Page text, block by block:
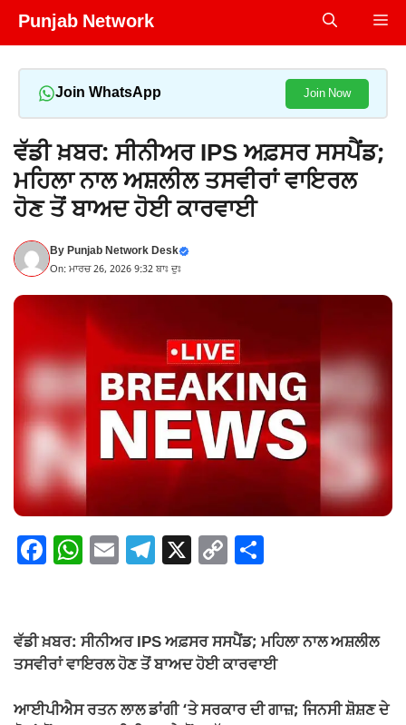
Skip
Punjab Network
Join WhatsApp Join Now
ਵੱਡੀ ਖ਼ਬਰ: ਸੀਨੀਅਰ IPS ਅਫ਼ਸਰ ਸਸਪੈਂਡ;
ਮਹਿਲਾ ਨਾਲ ਅਸ਼ਲੀਲ ਤਸਵੀਰਾਂ ਵਾਇਰਲ
ਹੋਣ ਤੋਂ ਬਾਅਦ ਹੋਈ ਕਾਰਵਾਈ
ByPunjab Network Desk
On: ਮਾਰਚ 26, 2026 9:32 ਬਾਃ ਦੁਃ
F
e
b
o
W
s
A
p
E T
gr
a
m
X C
y
Li
n
e
ਵੱਡੀ ਖ਼ਬਰ: ਸੀਨੀਅਰ IPS ਅਫ਼ਸਰ ਸਸਪੈਂਡ; ਮਹਿਲਾ ਨਾਲ ਅਸ਼ਲੀਲ
ਤਸਵੀਰਾਂ ਵਾਇਰਲ ਹੋਣ ਤੋਂ ਬਾਅਦ ਹੋਈ ਕਾਰਵਾਈ
ਆਈਪੀਐਸ ਰਤਨ ਲਾਲ ਡਾਂਗੀ ‘ਤੇ ਸਰਕਾਰ ਦੀ ਗਾਜ਼; ਜਿਨਸੀ ਸ਼ੋਸ਼ਣ ਦੇ